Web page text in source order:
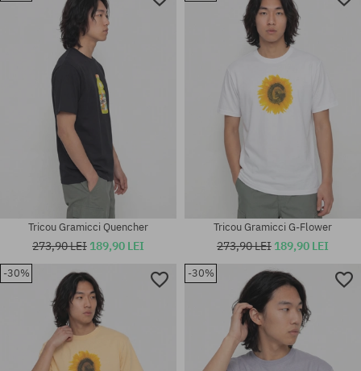
Mărimi existente:
Mărimi existente:
Mărimi existente:
Mărimi existente:
Tricou Gramicci Quencher
273,90 LEI 189,90 LEI
Tricou Gramicci G-Flower
273,90 LEI 189,90 LEI
-30% -30%